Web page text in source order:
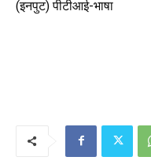
(इनपुट) पीटीआई-भाषा